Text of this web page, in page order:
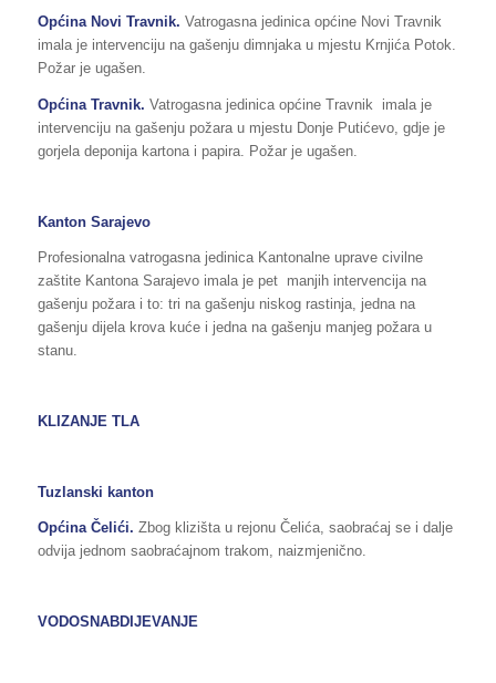
Općina Novi Travnik. Vatrogasna jedinica općine Novi Travnik
imala je intervenciju na gašenju dimnjaka u mjestu Krnjića Potok.
Požar je ugašen.
Općina Travnik. Vatrogasna jedinica općine Travnik imala je
intervenciju na gašenju požara u mjestu Donje Putićevo, gdje je
gorjela deponija kartona i papira. Požar je ugašen.
Kanton Sarajevo
Profesionalna vatrogasna jedinica Kantonalne uprave civilne
zaštite Kantona Sarajevo imala je pet manjih intervencija na
gašenju požara i to: tri na gašenju niskog rastinja, jedna na
gašenju dijela krova kuće i jedna na gašenju manjeg požara u
stanu.
KLIZANJE TLA
Tuzlanski kanton
Općina Čelići. Zbog klizišta u rejonu Čelića, saobraćaj se i dalje
odvija jednom saobraćajnom trakom, naizmjenično.
VODOSNABDIJEVANJE